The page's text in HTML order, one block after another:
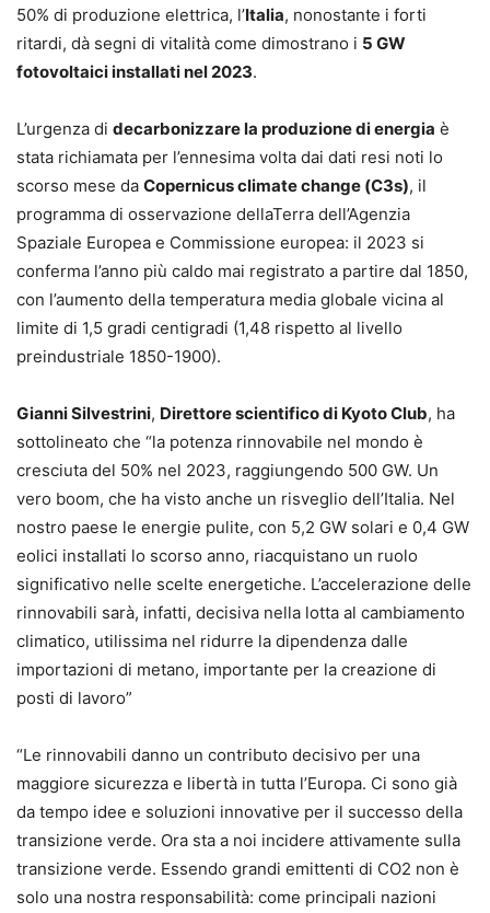
50% di produzione elettrica, l’Italia, nonostante i forti
ritardi, dà segni di vitalità come dimostrano i 5 GW
fotovoltaici installati nel 2023.
L’urgenza di decarbonizzare la produzione di energia è
stata richiamata per l’ennesima volta dai dati resi noti lo
scorso mese da Copernicus climate change (C3s), il
programma di osservazione dellaTerra dell’Agenzia
Spaziale Europea e Commissione europea: il 2023 si
conferma l’anno più caldo mai registrato a partire dal 1850,
con l’aumento della temperatura media globale vicina al
limite di 1,5 gradi centigradi (1,48 rispetto al livello
preindustriale 1850-1900).
Gianni Silvestrini, Direttore scientifico di Kyoto Club, ha
sottolineato che “la potenza rinnovabile nel mondo è
cresciuta del 50% nel 2023, raggiungendo 500 GW. Un
vero boom, che ha visto anche un risveglio dell’Italia. Nel
nostro paese le energie pulite, con 5,2 GW solari e 0,4 GW
eolici installati lo scorso anno, riacquistano un ruolo
significativo nelle scelte energetiche. L’accelerazione delle
rinnovabili sarà, infatti, decisiva nella lotta al cambiamento
climatico, utilissima nel ridurre la dipendenza dalle
importazioni di metano, importante per la creazione di
posti di lavoro”
“Le rinnovabili danno un contributo decisivo per una
maggiore sicurezza e libertà in tutta l’Europa. Ci sono già
da tempo idee e soluzioni innovative per il successo della
transizione verde. Ora sta a noi incidere attivamente sulla
transizione verde. Essendo grandi emittenti di CO2 non è
solo una nostra responsabilità: come principali nazioni